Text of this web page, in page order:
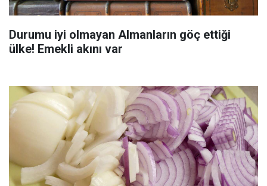
Durumu iyi olmayan Almanların göç ettiği
ülke! Emekli akını var